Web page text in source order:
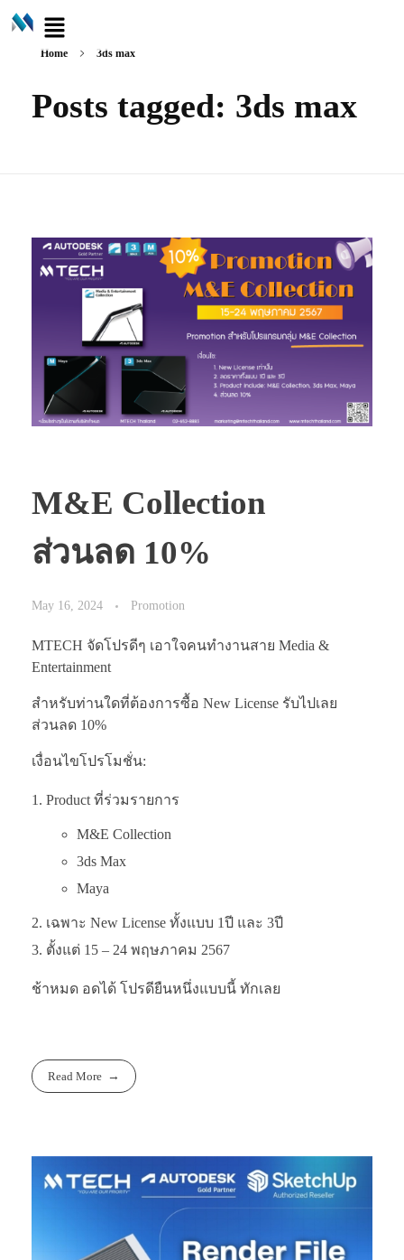
Home 3ds max
Posts tagged: 3ds max
M&E Collection
ส่วนลด 10%
May 16, 2024 Promotion
MTECH จัดโปรดีๆ เอาใจคนทำงานสาย Media &
Entertainment
สำหรับท่านใดที่ต้องการซื้อ New License รับไปเลย
ส่วนลด 10%
เงื่อนไขโปรโมชั่น:
Product ที่ร่วมรายการ
M&E Collection
3ds Max
Maya
เฉพาะ New License ทั้งแบบ 1ปี และ 3ปี
ตั้งแต่ 15 – 24 พฤษภาคม 2567
ช้าหมด อดได้ โปรดียืนหนึ่งแบบนี้ ทักเลย
Read More